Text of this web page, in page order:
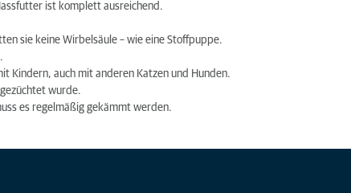
ist komplett ausreichend.
sie keine Wirbelsäule – wie eine Stoffpuppe.
Kindern, auch mit anderen Katzen und Hunden.
wurde.
es regelmäßig gekämmt werden.